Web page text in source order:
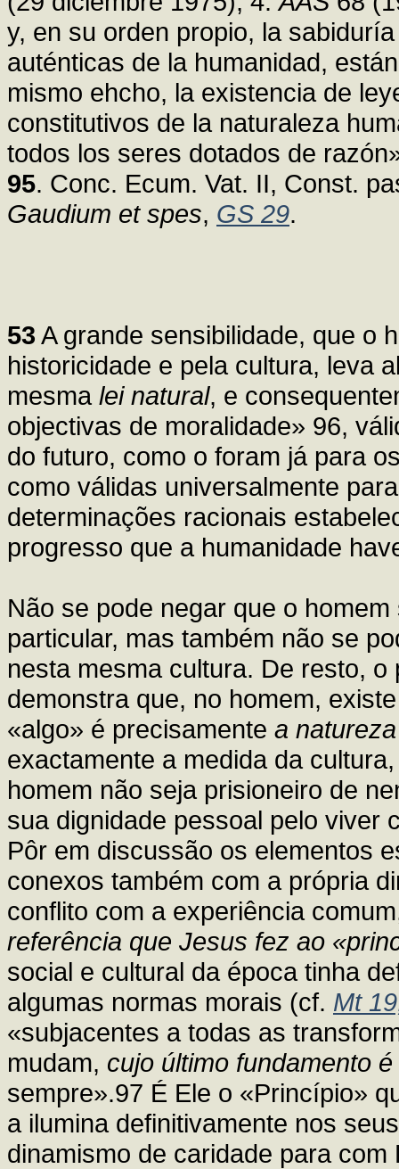
y, en su orden propio, la
auténticas de la humanidad,
mismo ehcho, la existencia de
constitutivos de la naturaleza
todos los seres dotados de
95. Conc. Ecum. Vat. II, Const.
Gaudium et spes, GS 29.
53 A grande sensibilidade, que o
historicidade e pela cultura, leva
mesma lei natural, e
objectivas de moralidade» 96,
do futuro, como o foram já para
como válidas universalmente
determinações racionais
progresso que a humanidade
Não se pode negar que o
particular, mas também não se
nesta mesma cultura. De resto,
demonstra que, no homem,
«algo» é precisamente a
exactamente a medida da
homem não seja prisioneiro de
sua dignidade pessoal pelo viver
Pôr em discussão os elementos
conexos também com a própria
conflito com a experiência
referência que Jesus fez ao
social e cultural da época tinha
algumas normas morais (cf. Mt
«subjacentes a todas as
mudam, cujo último fundamento
sempre».97 É Ele o «Princípio»
a ilumina definitivamente nos
dinamismo de caridade para